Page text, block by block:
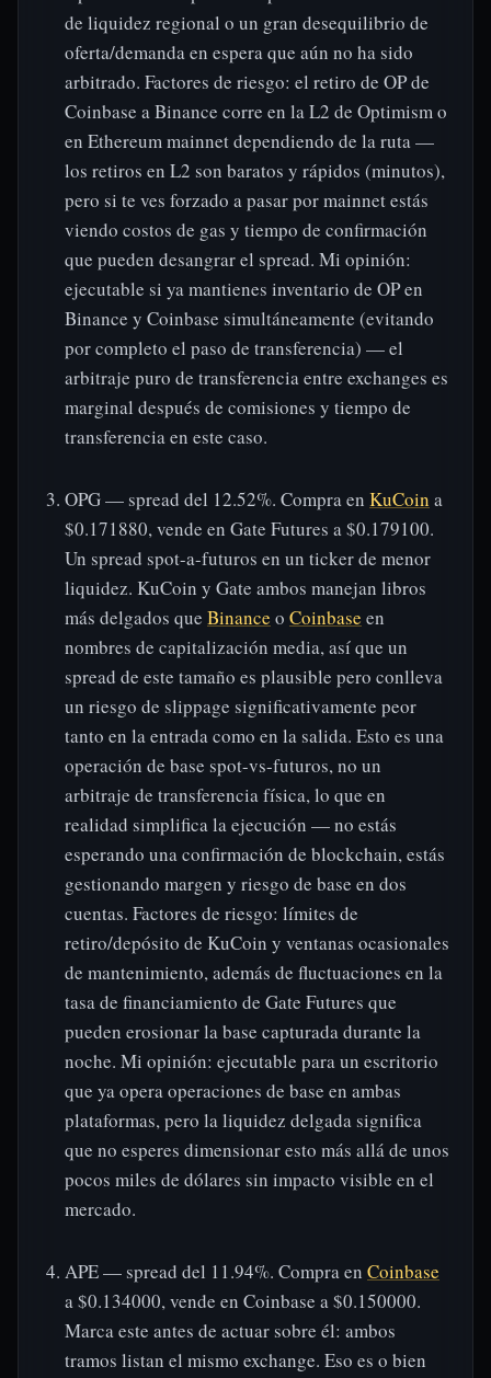
de liquidez regional o un gran desequilibrio de
oferta/demanda en espera que aún no ha sido
arbitrado. Factores de riesgo: el retiro de OP de
Coinbase a Binance corre en la L2 de Optimism o
en Ethereum mainnet dependiendo de la ruta —
los retiros en L2 son baratos y rápidos (minutos),
pero si te ves forzado a pasar por mainnet estás
viendo costos de gas y tiempo de confirmación
que pueden desangrar el spread. Mi opinión:
ejecutable si ya mantienes inventario de OP en
Binance y Coinbase simultáneamente (evitando
por completo el paso de transferencia) — el
arbitraje puro de transferencia entre exchanges es
marginal después de comisiones y tiempo de
transferencia en este caso.
OPG — spread del 12.52%. Compra en KuCoin a
$0.171880, vende en Gate Futures a $0.179100.
Un spread spot-a-futuros en un ticker de menor
liquidez. KuCoin y Gate ambos manejan libros
más delgados que Binance o Coinbase en
nombres de capitalización media, así que un
spread de este tamaño es plausible pero conlleva
un riesgo de slippage significativamente peor
tanto en la entrada como en la salida. Esto es una
operación de base spot-vs-futuros, no un
arbitraje de transferencia física, lo que en
realidad simplifica la ejecución — no estás
esperando una confirmación de blockchain, estás
gestionando margen y riesgo de base en dos
cuentas. Factores de riesgo: límites de
retiro/depósito de KuCoin y ventanas ocasionales
de mantenimiento, además de fluctuaciones en la
tasa de financiamiento de Gate Futures que
pueden erosionar la base capturada durante la
noche. Mi opinión: ejecutable para un escritorio
que ya opera operaciones de base en ambas
plataformas, pero la liquidez delgada significa
que no esperes dimensionar esto más allá de unos
pocos miles de dólares sin impacto visible en el
mercado.
APE — spread del 11.94%. Compra en Coinbase
a $0.134000, vende en Coinbase a $0.150000.
Marca este antes de actuar sobre él: ambos
tramos listan el mismo exchange. Eso es o bien